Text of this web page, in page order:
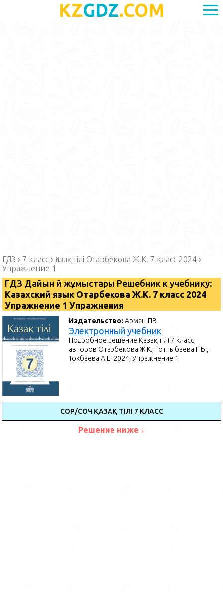
KZGDZ.COM
ГДЗ › 7 класс › Қазақ тілі Отарбекова Ж.К. 7 класс 2024 ›
Упражнение 1
ГДЗ Дайын үй жұмыстары Решебник к учебнику:
Казахский язык Отарбекова Ж.К. 7 класс 2024
Упражнение 1 Упражнения
Издательство:Арман-ПВ
Электронный учебник
Подробное решение Қазақ тілі 7 класс,
авторов Отарбекова Ж.К., Тоттыбаева Г.Б.,
Токбаева А.Е. 2024, Упражнение 1
СОР/СОЧ ҚАЗАҚ ТІЛІ 7 КЛАСС
Решение ниже ↓